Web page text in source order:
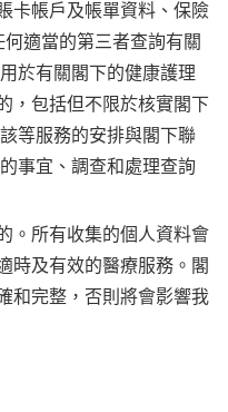
卡帳戶及帳單資料、保險
適當的第三者查詢有關
於有關閣下的健康護理
，包括但不限於核實閣下
等服務的安排與閣下聯
事宜、調查和處理查詢
。所有收集的個人資料會
時及有效的醫療服務。閣
和完整，否則將會影響我